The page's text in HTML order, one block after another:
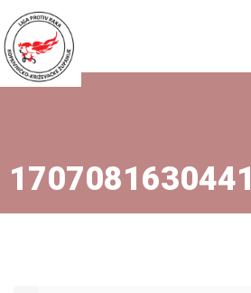
1707081630441